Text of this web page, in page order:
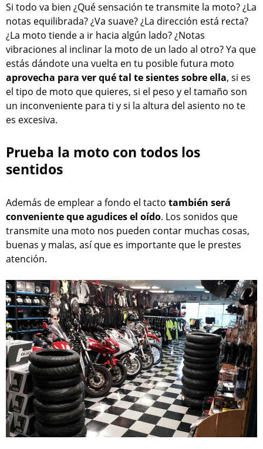
Si todo va bien ¿Qué sensación te transmite la moto? ¿La
notas equilibrada? ¿Va suave? ¿La dirección está recta?
¿La moto tiende a ir hacia algún lado? ¿Notas
vibraciones al inclinar la moto de un lado al otro? Ya que
estás dándote una vuelta en tu posible futura moto
aprovecha para ver qué tal te sientes sobre ella, si es
el tipo de moto que quieres, si el peso y el tamaño son
un inconveniente para ti y si la altura del asiento no te
es excesiva.
Prueba la moto con todos los
sentidos
Además de emplear a fondo el tacto también será
conveniente que agudices el oído. Los sonidos que
transmite una moto nos pueden contar muchas cosas,
buenas y malas, así que es importante que le prestes
atención.